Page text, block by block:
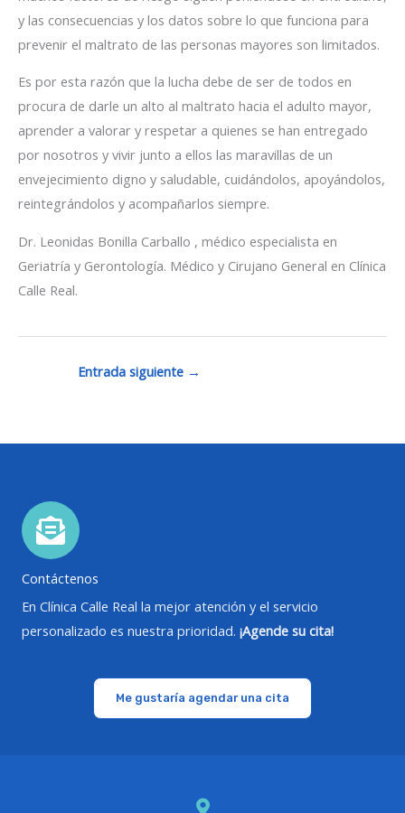
y las consecuencias y los datos sobre lo que funciona para
prevenir el maltrato de las personas mayores son limitados.
Es por esta razón que la lucha debe de ser de todos en
procura de darle un alto al maltrato hacia el adulto mayor,
aprender a valorar y respetar a quienes se han entregado
por nosotros y vivir junto a ellos las maravillas de un
envejecimiento digno y saludable, cuidándolos, apoyándolos,
reintegrándolos y acompañarlos siempre.
Dr. Leonidas Bonilla Carballo , médico especialista en
Geriatría y Gerontología. Médico y Cirujano General en Clínica
Calle Real.
Entrada siguiente →
Contáctenos
En Clínica Calle Real la mejor atención y el servicio
personalizado es nuestra prioridad. ¡Agende su cita!
Me gustaría agendar una cita